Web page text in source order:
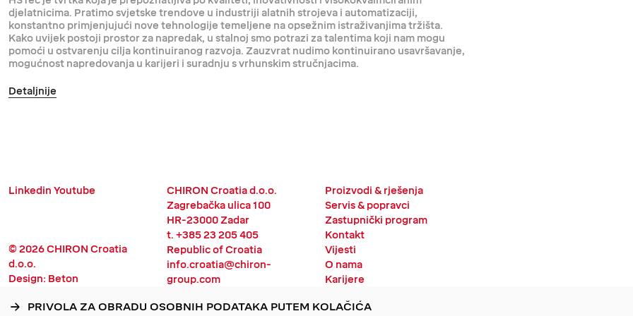
djelatnicima. Pratimo svjetske trendove u industriji alatnih strojeva i automatizaciji,
konstantno primjenjujući nove tehnologije temeljene na opsežnim istraživanjima tržišta.
Kako uvijek postoji prostor za napredak, u stalnoj smo potrazi za talentima koji nam mogu
pomoći u ostvarenju cilja kontinuiranog razvoja. Zauzvrat nudimo kontinuirano usavršavanje,
mogućnost napredovanja u karijeri i suradnju s vrhunskim stručnjacima.
Detaljnije
Linkedin Youtube
© 2026 CHIRON Croatia
d.o.o.
Design: Beton
CHIRON Croatia d.o.o.
Zagrebačka ulica 100
HR-23000 Zadar
t. +385 23 205 405
Republic of Croatia
info.croatia@chiron-
group.com
Proizvodi & rješenja
Servis & popravci
Zastupnički program
Kontakt
Vijesti
O nama
Karijere
Impressum
PRIVOLA ZA OBRADU OSOBNIH PODATAKA PUTEM KOLAČIĆA